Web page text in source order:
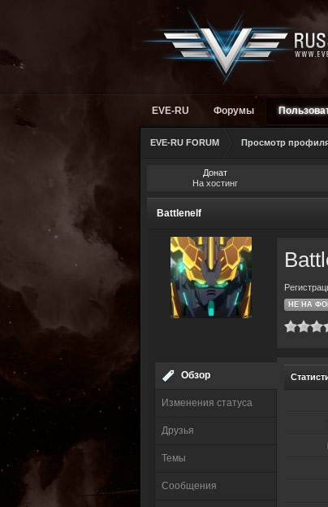
EVE-RU Форумы
EVE-RU FORUM Просмотр
Донат
На хостинг
Battlenelf
Обзор
Изменения статуса
Друзья
Темы
Сообщения
НЕ НА